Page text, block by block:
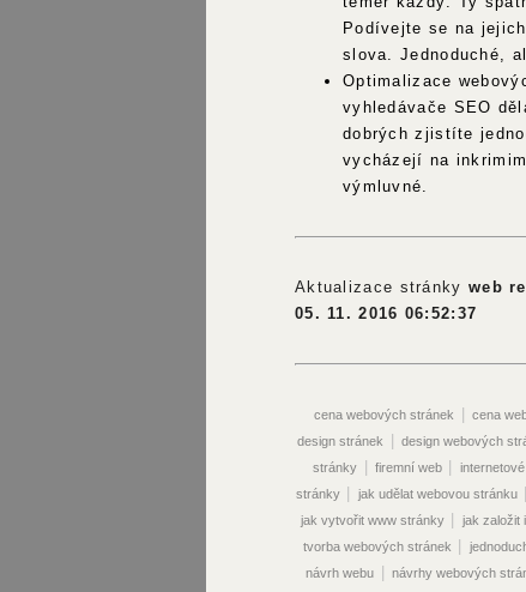
Podívejte se na
slova. Jednoduché,
Optimalizace
vyhledávače SEO
dobrých zjistíte
vycházejí na
výmluvné.
Aktualizace stránky web
05. 11. 2016 06:52:37
cena webových stránek |cena
design stránek |design webových
stránky
|firemní web
stránky| jak udělat webovou stránku|
jak vytvořit www stránky| jak založit
tvorba webových stránek
návrh webu |návrhy webových